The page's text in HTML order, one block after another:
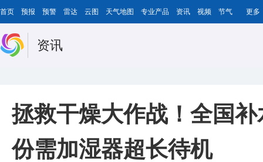
首页 预报 预警 雷达 云图 天气地图 专业产品 资讯 视频 节气 更多
资讯
拯救干燥大作战！全国
份需加湿器超长待机